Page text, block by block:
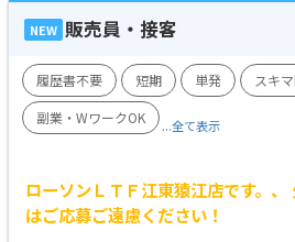
NEW 販売員・接客
履歴書不要 短期 単発
スキ
副業・WワークOK
...全て表示
ローソンＬＴＦ江東猿江店です。
はご応募ご遠慮ください！